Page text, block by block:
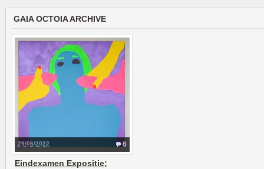
GAIA OCTOIA ARCHIVE
6
29/06/2022
Eindexamen Expositie;